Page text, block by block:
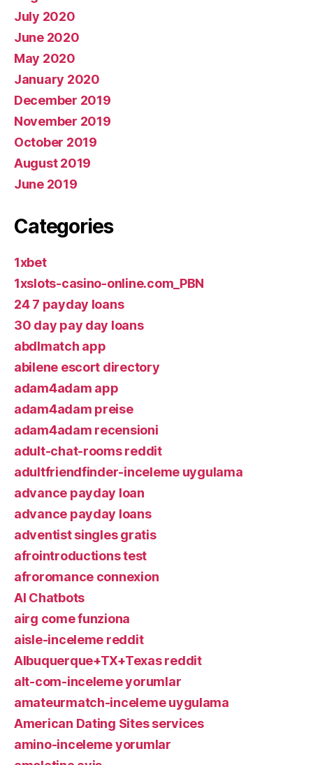
July 2020
June 2020
May 2020
January 2020
December 2019
November 2019
October 2019
August 2019
June 2019
Categories
1xbet
1xslots-casino-online.com_PBN
24 7 payday loans
30 day pay day loans
abdlmatch app
abilene escort directory
adam4adam app
adam4adam preise
adam4adam recensioni
adult-chat-rooms reddit
adultfriendfinder-inceleme uygulama
advance payday loan
advance payday loans
adventist singles gratis
afrointroductions test
afroromance connexion
AI Chatbots
airg come funziona
aisle-inceleme reddit
Albuquerque+TX+Texas reddit
alt-com-inceleme yorumlar
amateurmatch-inceleme uygulama
American Dating Sites services
amino-inceleme yorumlar